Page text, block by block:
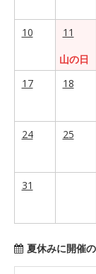
10
11
山の日
17
18
24 25
31
夏休みに開催